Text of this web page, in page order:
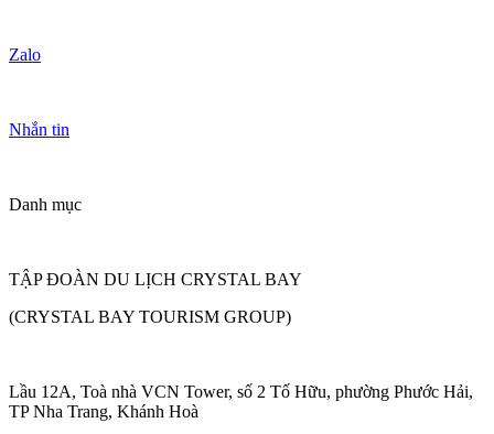
Zalo
Nhắn tin
Danh mục
TẬP ĐOÀN DU LỊCH CRYSTAL BAY
(CRYSTAL BAY TOURISM GROUP)
Lầu 12A, Toà nhà VCN Tower, số 2 Tố Hữu, phường Phước Hải,
TP Nha Trang, Khánh Hoà